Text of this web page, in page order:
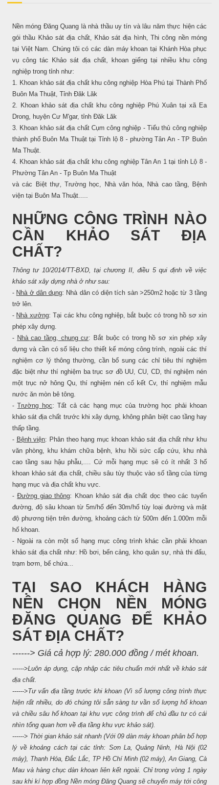
Nền móng Đăng Quang là nhà thầu uy tín và lâu năm thực hiện các
gói thầu Khảo sát địa chất, Khảo sát địa hình, Thi công nền móng
tại Việt Nam. Chúng tôi có các dàn máy khoan tại Khánh Hòa phục
vụ công tác Khảo sát địa chất, khoan giếng tại nhiều khu công
nghiệp trong tỉnh như:
1. Khoan khảo sát địa chất khu công nghiệp Hòa Phú tại Thành Phố
Buôn Ma Thuật, Tỉnh Đăk Lăk
2. Khoan khảo sát địa chất khu công nghiệp Phú Xuân tại xã Ea
Drong, huyện Cư M'gar, tỉnh Đăk Lăk
3. Khoan khảo sát địa chất Cụm công nghiệp - Tiểu thủ công nghiệp
thành phố Buôn Ma Thuật tại Tỉnh lộ 8 - phường Tân An - TP Buôn
Ma Thuật.
4. Khoan khảo sát địa chất khu công nghiệp Tân An 1 tại tỉnh Lộ 8 -
Phường Tân An - Tp Buôn Ma Thuật
và các Biệt thự, Trường học, Nhà văn hóa, Nhà cao tầng, Bệnh
viện tại Buôn Ma Thuật.....
NHỮNG CÔNG TRÌNH NÀO
CẦN KHẢO SÁT ĐỊA
CHẤT?
Thông tư 10/2014/TT-BXD, tại chương II, điều 5 qui định về việc
khảo sát xây dựng nhà ở như sau:
- Nhà ở dân dụng: Nhà dân có diện tích sàn >250m2 hoặc từ 3 tầng
trở lên.
- Nhà xưởng: Tại các khu công nghiệp, bắt buộc có trong hồ sơ xin
phép xây dựng.
- Nhà cao tầng, chung cư: Bắt buộc có trong hồ sơ xin phép xây
dựng và cần có số liệu cho thiết kế móng công trình, ngoài các thí
nghiệm cơ lý thông thường, cần bổ sung các chỉ tiêu thí nghiệm
đặc biệt như thí nghiệm ba trục sơ đồ UU, CU, CD, thí nghiệm nén
một trục nở hông Qu, thí nghiệm nén cố kết Cv, thí nghiệm mẫu
nước ăn mòn bê tông.
-Trường học: Tất cả các hạng mục của trường học phải khoan
khảo sát địa chất trước khi xây dựng, không phân biệt cao tầng hay
thấp tầng.
- Bệnh viện: Phân theo hạng mục khoan khảo sát địa chất như khu
văn phòng, khu khám chữa bệnh, khu hồi sức cấp cứu, khu nhà
cao tầng sau hậu phẫu,.... Cứ mỗi hạng mục sẽ có ít nhất 3 hố
khoan khảo sát địa chất, chiều sâu tùy thuộc vào số tầng của từng
hạng mục và địa chất khu vực.
- Đường giao thông: Khoan khảo sát địa chất dọc theo các tuyến
đường, độ sâu khoan từ 5m/hố đến 30m/hố tùy loại đường và mật
độ phương tiện trên đường, khoảng cách từ 500m đến 1.000m mỗi
hố khoan.
- Ngoài ra còn một số hạng mục công trình khác cần phải khoan
khảo sát địa chất như: Hồ bơi, bến cảng, kho quân sự, nhà thi đấu,
trạm bơm, bể chứa...
TẠI SAO KHÁCH HÀNG
NÊN CHỌN NỀN MÓNG
ĐĂNG QUANG ĐỂ KHẢO
SÁT ĐỊA CHẤT?
------> Giá cả hợp lý: 280.000 đồng / mét khoan.
------>Luôn áp dụng, cập nhập các tiêu chuẩn mới nhất về khảo sát
địa chất.
------>Tư vấn địa tầng trước khi khoan (Vì số lượng công trình thực
hiện rất nhiều, do đó chúng tôi sẵn sàng tư vần số lượng hố khoan
và chiều sâu hố khoan tại khu vực công trình để chủ đầu tư có cái
nhìn tổng quan hơn về địa tầng khu vực khảo sát).
------> Thời gian khảo sát nhanh (Với 09 dàn máy khoan phân bổ hợp
lý về khoảng cách tại các tỉnh: Sơn La, Quảng Ninh, Hà Nội (02
máy), Thanh Hóa, Đắc Lắc, TP Hồ Chí Minh (02 máy), An Giang, Cà
Mau và hàng chục dàn khoan liên kết ngoài. Chỉ trong vòng 1 ngày
sau khi kí hợp đồng Nền móng Đăng Quang sẽ chuyển máy tới công